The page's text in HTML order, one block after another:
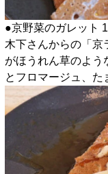
●京野菜のガレット
木下さんからの「京
がほうれん草のよう
とフロマージュ、た